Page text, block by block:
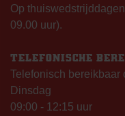
Op
09.00 uur).
TELEFONISCHE
Telefonisch bereikbaar
Dinsdag
09:00 - 12:15 uur